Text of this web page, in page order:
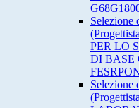
Selezione
PER LO
DI BASE
Selezione